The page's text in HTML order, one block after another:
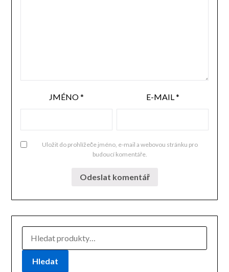
JMÉNO* E-MAIL*
Uložit do prohlížeče jméno, e-mail a webovou stránku pro
budoucí komentáře.
Hledat